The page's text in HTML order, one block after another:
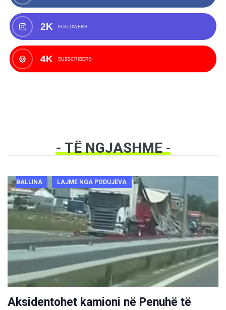
2K FOLLOWERS
4K SUBSCRIBERS
- TË NGJASHME-
BALLINA LAJME NGA PODUJEVA
Aksidentohet kamioni në Penuhë të